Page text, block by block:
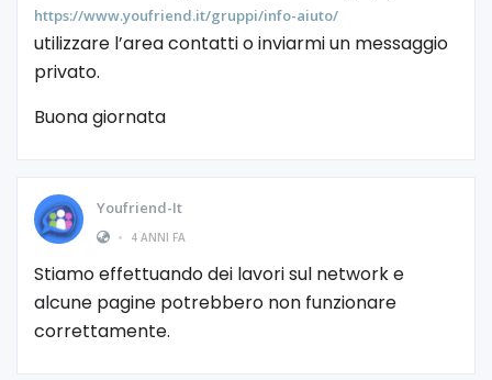
https://www.youfriend.it/gruppi/info-aiuto/
utilizzare l’area contatti o inviarmi un messaggio
privato.
Buona giornata
Youfriend-It
•
4 ANNI FA
Stiamo effettuando dei lavori sul network e
alcune pagine potrebbero non funzionare
correttamente.